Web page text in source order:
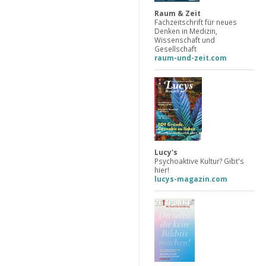
Raum & Zeit
Fachzeitschrift für neues
Denken in Medizin,
Wissenschaft und
Gesellschaft
raum-und-zeit.com
Lucy's
Psychoaktive Kultur? Gibt's
hier!
lucys-magazin.com